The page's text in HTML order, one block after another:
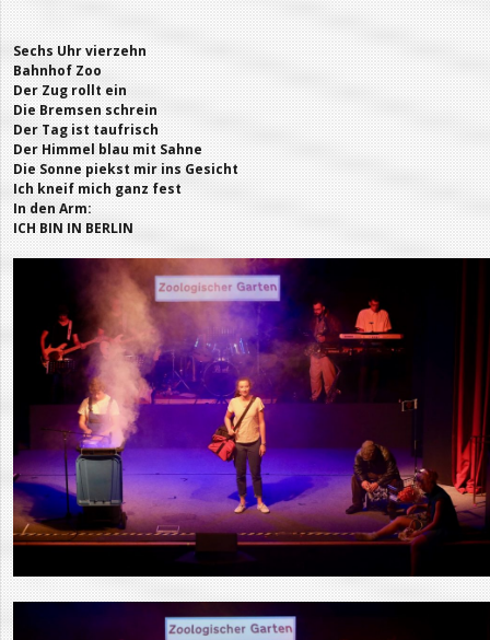
Sechs Uhr vierzehn
Bahnhof Zoo
Der Zug rollt ein
Die Bremsen schrein
Der Tag ist taufrisch
Der Himmel blau mit Sahne
Die Sonne piekst mir ins Gesicht
Ich kneif mich ganz fest
In den Arm:
ICH BIN IN BERLIN